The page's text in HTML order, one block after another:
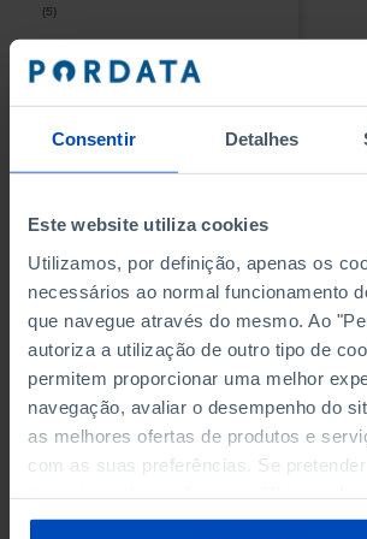
Consentir Detalhes
Este website utiliza cookies
Utilizamos, por definição, apenas os
necessários ao normal funcionamento
que navegue através do mesmo. Ao
autoriza a utilização de outro tipo de
permitem proporcionar uma melhor
navegação, avaliar o desempenho do
as melhores ofertas de produtos e
com as suas preferências. Se
sobre cookies através da gestão de
(5)
(5)
PESSOAL AO SERVIÇO NAS
PESSOAL AO SERVIÇO NAS
DO MUNICÍPIO (%)
Empresas não financeiras
DO MUNICÍPIO (%)
Empresas não financeiras
VOLUME DE NEGÓCIOS DAS
QUATRO MAIORES EMPRESAS
DO MUNICÍPIO (%)
VOLUME DE NEGÓCIOS DAS
QUATRO MAIORES EMPRESAS
DO MUNICÍPIO (%)
BANCOS, CAIXAS ECONÓMICAS
BANCOS, CAIXAS ECONÓMICAS
CAIXAS DE CRÉDITO AGRÍCOLA
CAIXAS DE CRÉDITO AGRÍCOLA